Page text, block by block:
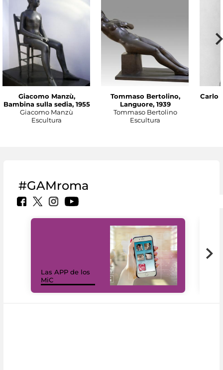
Giacomo Manzù,
Bambina sulla sedia, 1955
Giacomo Manzù
Escultura
Tommaso Bertolino,
Languore, 1939
Tommaso Bertolino
Escultura
Carlo
#GAMroma
Las APP de los
MiC